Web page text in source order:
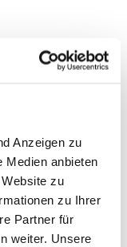
Anzeigen zu
Medien anbieten
zu
zu Ihrer
Partner für
weiter. Unsere